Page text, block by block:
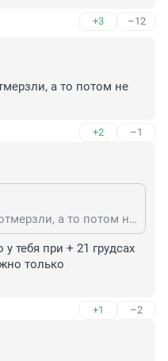
+3 –12
а то потом не
+2 –1
Смотри чтоб бубенцы не отмерзли, а то потом не так запоешь.
тебя при + 21 грудсах
только
+1 –2